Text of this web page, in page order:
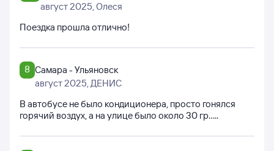
август 2025, Олеся
Поездка прошла отлично!
8 Самара - Ульяновск
август 2025, ДЕНИС
В автобусе не было кондиционера, просто гонялся
горячий воздух, а на улице было около 30 гр.....